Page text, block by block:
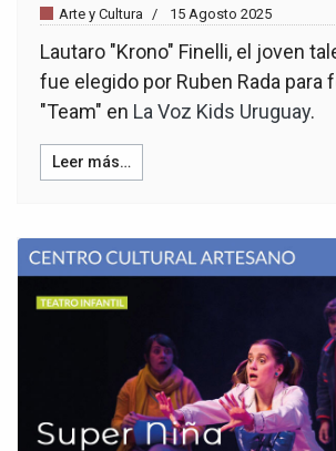
Arte y Cultura 15 Agosto 2025
Lautaro "Krono" Finelli, el joven
fue elegido por Ruben Rada para
"Team" en La Voz Kids Uruguay.
Leer más…